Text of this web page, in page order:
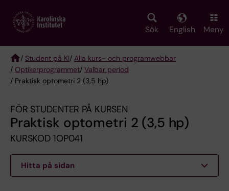
main
Sök English Meny
Breadcrumb
/ Student på KI/ Alla kurs- och programwebbar
/ Optikerprogrammet/ Valbar period
/ Praktisk optometri 2 (3,5 hp)
FÖR STUDENTER PÅ KURSEN
Praktisk optometri 2 (3,5 hp)
KURSKOD 1OP041
Hitta på sidan